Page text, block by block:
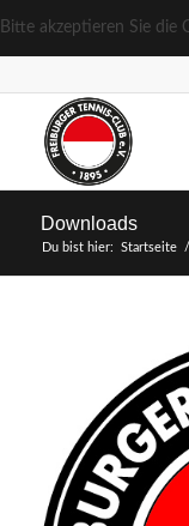
Bitte akzeptieren Sie die
Down­loads
Du bist hier: Startseite /